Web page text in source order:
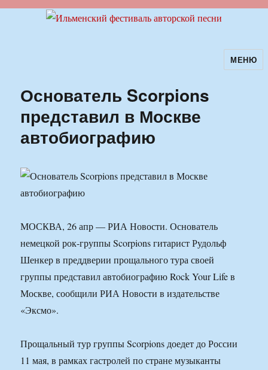
Ильменский фестиваль авторскойМЕНЮ
Основатель Scorpions
представил в Москве
автобиографию
МОСКВА, 26 апр — РИА Новости. Основатель
немецкой рок-группы Scorpions гитарист Рудольф
Шенкер в преддверии прощального тура своей
группы представил автобиографию Rock Your Life в
Москве, сообщили РИА Новости в издательстве
«Эксмо».
Прощальный тур группы Scorpions доедет до России
11 мая, в рамках гастролей по стране музыканты